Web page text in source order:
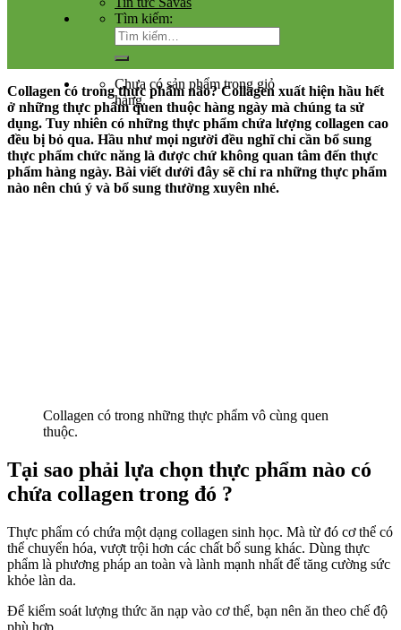
Tìm kiếm:
Chưa có sản phẩm trong giỏ
hàng.
Collagen có trong thực phẩm nào? Collagen xuất hiện hầu hết
ở những thực phẩm quen thuộc hàng ngày mà chúng ta sử
dụng. Tuy nhiên có những thực phẩm chứa lượng collagen cao
đều bị bỏ qua. Hầu như mọi người đều nghĩ chỉ cần bổ sung
thực phẩm chức năng là được chứ không quan tâm đến thực
phẩm hàng ngày. Bài viết dưới đây sẽ chỉ ra những thực phẩm
nào nên chú ý và bổ sung thường xuyên nhé.
Collagen có trong những thực phẩm vô cùng quen
thuộc.
Tại sao phải lựa chọn thực phẩm nào có
chứa collagen trong đó ?
Thực phẩm có chứa một dạng collagen sinh học. Mà từ đó cơ thể có
thể chuyển hóa, vượt trội hơn các chất bổ sung khác. Dùng thực
phẩm là phương pháp an toàn và lành mạnh nhất để tăng cường sức
khỏe làn da.
Để kiểm soát lượng thức ăn nạp vào cơ thể, bạn nên ăn theo chế độ
phù hợp.